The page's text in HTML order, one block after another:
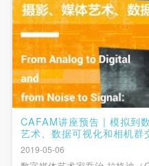
CAFAM讲座预告 | 模拟到
艺术、数据可视化和相机群
2019-05-06